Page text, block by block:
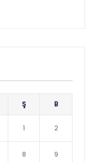
Ş B
1 2
8 9